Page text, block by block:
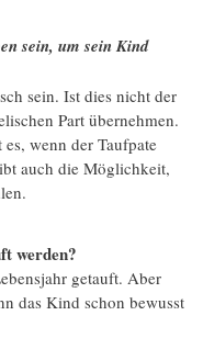
sein, um sein Kind
sein. Ist dies nicht der
Part übernehmen.
wenn der Taufpate
auch die Möglichkeit,
werden?
getauft. Aber
das Kind schon bewusst